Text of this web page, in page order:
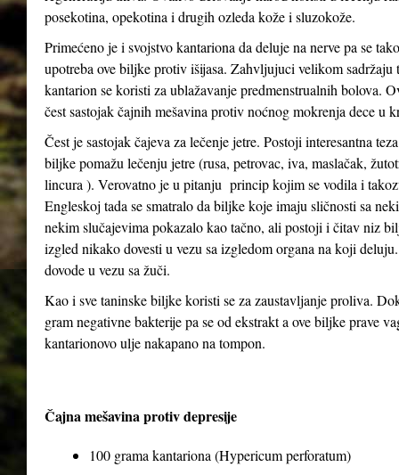
posekotina, opekotina i drugih ozleda kože i sluzokože.
Primećeno je i svojstvo kantariona da deluje na nerve pa se
upotreba ove biljke protiv išijasa. Zahvljujuci velikom sadržaju
kantarion se koristi za ublažavanje predmenstrualnih bolova.
čest sastojak čajnih mešavina protiv noćnog mokrenja dece u
Čest je sastojak čajeva za lečenje jetre. Postoji interesantna
biljke pomažu lečenju jetre (rusa, petrovac, iva, maslačak,
lincura ). Verovatno je u pitanju princip kojim se vodila i
Engleskoj tada se smatralo da biljke koje imaju sličnosti sa
nekim slučajevima pokazalo kao tačno, ali postoji i čitav niz
izgled nikako dovesti u vezu sa izgledom organa na koji
dovode u vezu sa žuči.
Kao i sve taninske biljke koristi se za zaustavljanje proliva.
gram negativne bakterije pa se od ekstrakt a ove biljke prave
kantarionovo ulje nakapano na tompon.
Čajna mešavina protiv depresije
100 grama kantariona (Hypericum perforatum)